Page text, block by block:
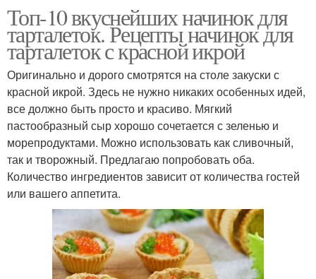
Топ-10 вкуснейших начинок для
тарталеток. Рецепты начинок для
тарталеток с красной икрой
Оригинально и дорого смотрятся на столе закуски с
красной икрой. Здесь не нужно никаких особенных идей,
все должно быть просто и красиво. Мягкий
пастообразный сыр хорошо сочетается с зеленью и
морепродуктами. Можно использовать как сливочный,
так и творожный. Предлагаю попробовать оба.
Количество ингредиентов зависит от количества гостей
или вашего аппетита.